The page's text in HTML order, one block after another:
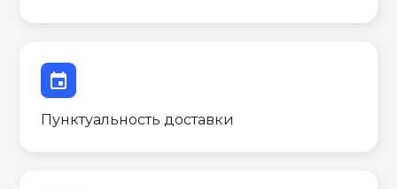
event
Пунктуальность доставки